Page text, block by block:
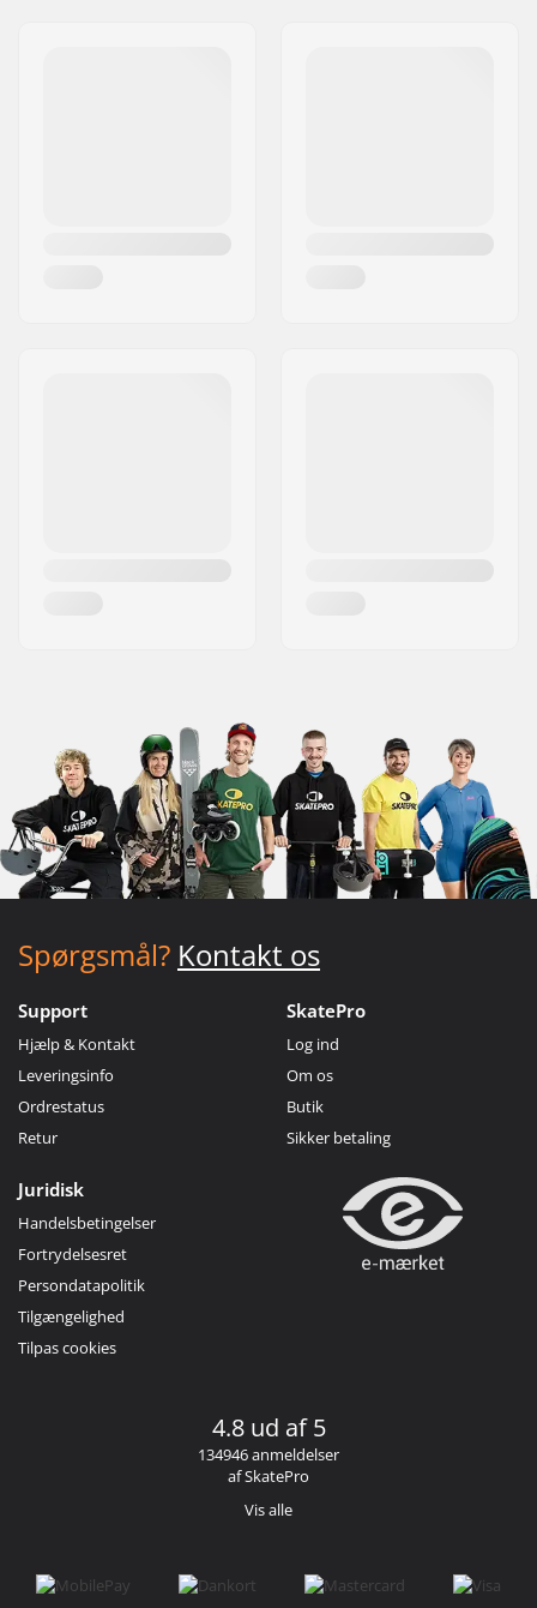
Spørgsmål? Kontakt os
Support
Hjælp & Kontakt
Leveringsinfo
Ordrestatus
Retur
SkatePro
Log ind
Om os
Butik
Sikker betaling
Juridisk
Handelsbetingelser
Fortrydelsesret
Persondatapolitik
Tilgængelighed
Tilpas cookies
4.8 ud af 5
134946 anmeldelser
af SkatePro
Vis alle